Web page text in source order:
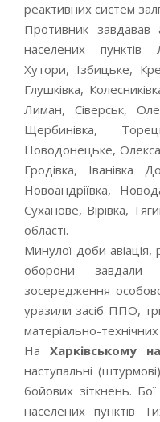
реактивних систем
Противник завдавав
населених пунктів
Хутори, Ізбицьке,
Глушківка,
Лиман, Сіверськ,
Щербинівка,
Новодонецьке,
Гродівка, Іванівка
Новоандріївка,
Суханове, Вірівка,
області.
Минулої доби авіація,
оборони
зосередження
уразили засіб ППО,
матеріально-
На Харківському
наступальні
бойових зіткнень.
населених пунктів